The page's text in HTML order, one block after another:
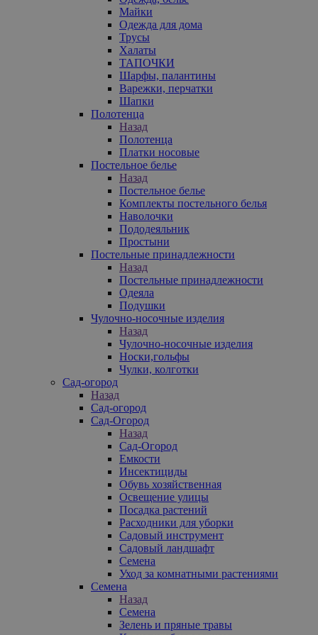
Майки
Одежда для дома
Трусы
Халаты
ТАПОЧКИ
Шарфы, палантины
Варежки, перчатки
Шапки
Полотенца
Назад
Полотенца
Платки носовые
Постельное белье
Назад
Постельное белье
Комплекты постельного белья
Наволочки
Пододеяльник
Простыни
Постельные принадлежности
Назад
Постельные принадлежности
Одеяла
Подушки
Чулочно-носочные изделия
Назад
Чулочно-носочные изделия
Носки,гольфы
Чулки, колготки
Сад-огород
Назад
Сад-огород
Сад-Огород
Назад
Сад-Огород
Емкости
Инсектициды
Обувь хозяйственная
Освещение улицы
Посадка растений
Расходники для уборки
Садовый инструмент
Садовый ландшафт
Семена
Уход за комнатными растениями
Семена
Назад
Семена
Зелень и пряные травы